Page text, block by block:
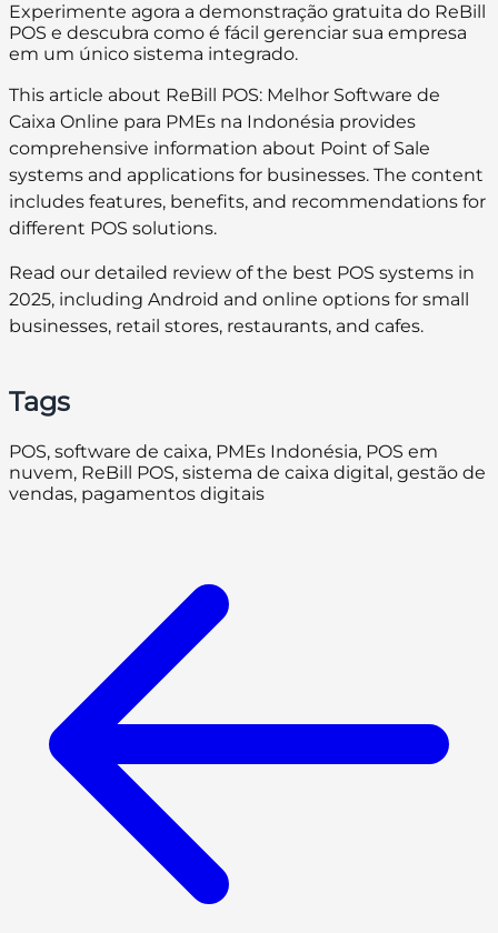
Experimente agora a demonstração gratuita do ReBill
POS e descubra como é fácil gerenciar sua empresa
em um único sistema integrado.
This article about ReBill POS: Melhor Software de
Caixa Online para PMEs na Indonésia provides
comprehensive information about Point of Sale
systems and applications for businesses. The content
includes features, benefits, and recommendations for
different POS solutions.
Read our detailed review of the best POS systems in
2025, including Android and online options for small
businesses, retail stores, restaurants, and cafes.
Tags
POS, software de caixa, PMEs Indonésia, POS em
nuvem, ReBill POS, sistema de caixa digital, gestão de
vendas, pagamentos digitais